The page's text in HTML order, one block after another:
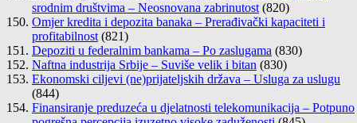
srodnim društvima – Neosnovana zabrinutost (820)
Omjer kredita i depozita banaka – Prerađivački kapaciteti i
profitabilnost (821)
Depoziti u federalnim bankama – Po zaslugama (830)
Naftna industrija Srbije – Suviše velik i bitan (830)
Ekonomski ciljevi (ne)prijateljskih država – Usluga za uslugu
(844)
Finansiranje preduzeća u djelatnosti telekomunikacija – Potpuno